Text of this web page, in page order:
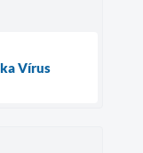
Vírus